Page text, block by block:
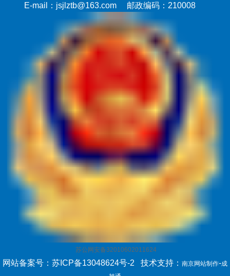
E-mail：jsjlztb@163.com 邮政编码：210008
苏公网安备32010602011624
网站备案号：苏ICP备13048624号-2 技术支持： 南京网站制作-成